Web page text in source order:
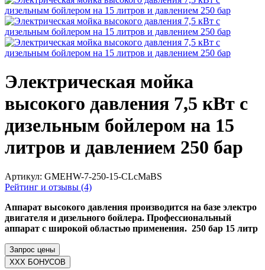
Электрическая мойка
высокого давления 7,5 кВт с
дизельным бойлером на 15
литров и давлением 250 бар
Артикул: GMEHW-7-250-15-CLcMaBS
Рейтинг и отзывы (4)
Аппарат высокого давления производится на базе электро
двигателя и дизельного бойлера. Профессиональный
аппарат с широкой областью применения. 250 бар 15 литр
Запрос цены
XXX БОНУСОВ